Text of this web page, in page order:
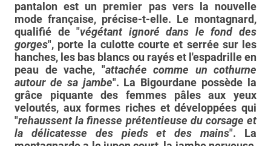
pantalon est un premier pas vers la nouvelle
mode française, précise-t-elle. Le montagnard,
qualifié de "végétant ignoré dans le fond des
gorges", porte la culotte courte et serrée sur les
hanches, les bas blancs ou rayés et l'espadrille en
peau de vache, "attachée comme un cothurne
autour de sa jambe". La Bigourdane possède la
grâce piquante des femmes pâles aux yeux
veloutés, aux formes riches et développées qui
"rehaussent la finesse prétentieuse du corsage et
la délicatesse des pieds et des mains". La